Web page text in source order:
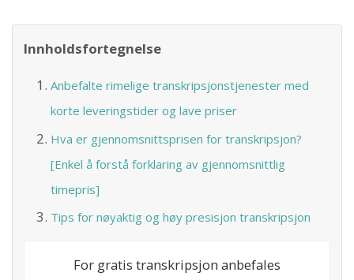
Innholdsfortegnelse
Anbefalte rimelige transkripsjonstjenester med
korte leveringstider og lave priser
Hva er gjennomsnittsprisen for transkripsjon?
[Enkel å forstå forklaring av gjennomsnittlig
timepris]
Tips for nøyaktig og høy presisjon transkripsjon
For gratis transkripsjon anbefales